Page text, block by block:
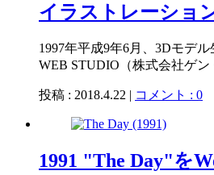
イラストレーショ
1997年平成9年6月、3Dモデ
WEB STUDIO（株式会社ゲン
投稿 : 2018.4.22 | コメント : 0
1991 "The Day"を